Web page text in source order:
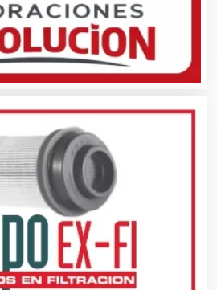
Regalos